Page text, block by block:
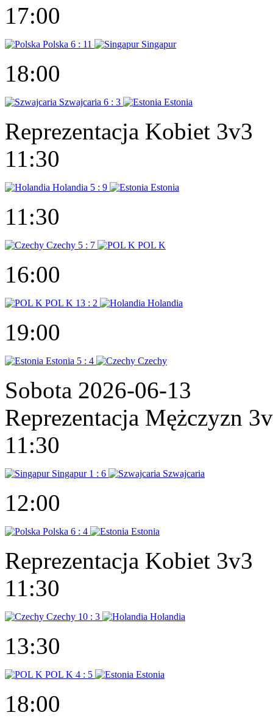
17:00
Polska 6 : 11 Singapur
18:00
Szwajcaria 6 : 3 Estonia
Reprezentacja Kobiet 3v3
11:30
Holandia 5 : 9 Estonia
11:30
Czechy 5 : 7 POL K
16:00
POL K 13 : 2 Holandia
19:00
Estonia 5 : 4 Czechy
Sobota 2026-06-13
Reprezentacja Mężczyzn
11:30
Singapur 1 : 6 Szwajcaria
12:00
Polska 6 : 4 Estonia
Reprezentacja Kobiet 3v3
11:30
Czechy 10 : 3 Holandia
13:30
POL K 4 : 5 Estonia
18:00